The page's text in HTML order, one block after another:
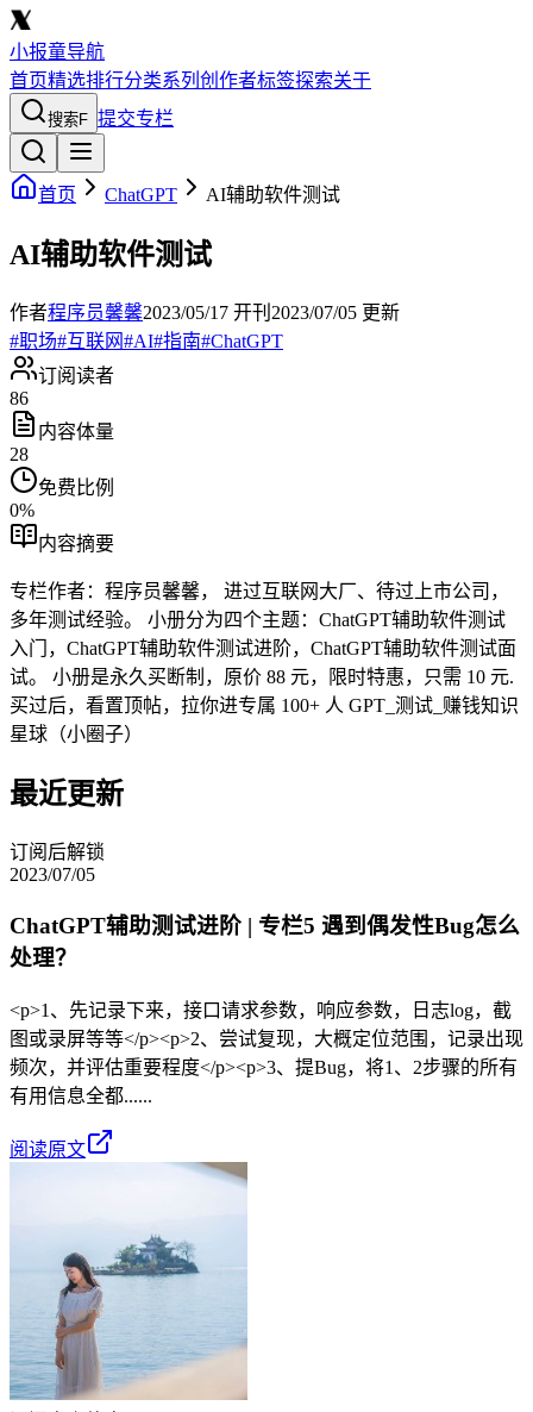
小报童导航
首页精选排行分类系列 创作者标签探索关于
搜索F 提交专栏
首页 ChatGPT AI辅助软件测试
AI辅助软件测试
作者程序员馨馨2023/05/17 开刊 2023/07/05 更新
#职场#互联网#AI#指南#ChatGPT
订阅读者
86
内容体量
28
免费比例
0%
内容摘要
专栏作者：程序员馨馨， 进过互联网大厂、待过上市公司，
多年测试经验。 小册分为四个主题：ChatGPT辅助软件测试
入门，ChatGPT辅助软件测试进阶，ChatGPT辅助软件测试面
试。 小册是永久买断制，原价 88 元，限时特惠，只需 10 元.
买过后，看置顶帖，拉你进专属 100+ 人 GPT_测试_赚钱知识
星球（小圈子）
最近更新
订阅后解锁
2023/07/05
ChatGPT辅助测试进阶 | 专栏5 遇到偶发性Bug怎么
处理？
<p>1、先记录下来，接口请求参数，响应参数，日志log，截
图或录屏等等</p><p>2、尝试复现，大概定位范围，记录出现
频次，并评估重要程度</p><p>3、提Bug，将1、2步骤的所有
有用信息全都......
阅读原文